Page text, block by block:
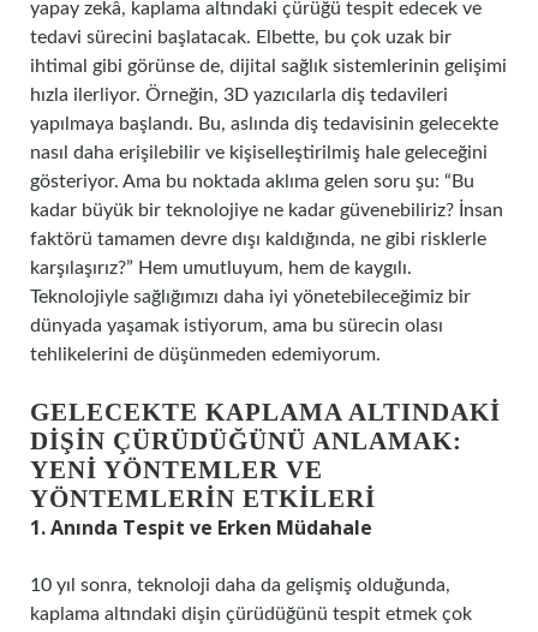
yapay zekâ, kaplama altındaki çürüğü tespit edecek ve
tedavi sürecini başlatacak. Elbette, bu çok uzak bir
ihtimal gibi görünse de, dijital sağlık sistemlerinin gelişimi
hızla ilerliyor. Örneğin, 3D yazıcılarla diş tedavileri
yapılmaya başlandı. Bu, aslında diş tedavisinin gelecekte
nasıl daha erişilebilir ve kişiselleştirilmiş hale geleceğini
gösteriyor. Ama bu noktada aklıma gelen soru şu: “Bu
kadar büyük bir teknolojiye ne kadar güvenebiliriz? İnsan
faktörü tamamen devre dışı kaldığında, ne gibi risklerle
karşılaşırız?” Hem umutluyum, hem de kaygılı.
Teknolojiyle sağlığımızı daha iyi yönetebileceğimiz bir
dünyada yaşamak istiyorum, ama bu sürecin olası
tehlikelerini de düşünmeden edemiyorum.
GELECEKTE KAPLAMA ALTINDAKI
DIŞIN ÇÜRÜDÜĞÜNÜ ANLAMAK:
YENI YÖNTEMLER VE
YÖNTEMLERIN ETKILERI
1. Anında Tespit ve Erken Müdahale
10 yıl sonra, teknoloji daha da gelişmiş olduğunda,
kaplama altındaki dişin çürüdüğünü tespit etmek çok